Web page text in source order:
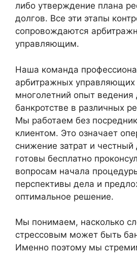
либо утверждение плана
долгов. Все эти этапы
сопровождаются
управляющим.
Наша команда
арбитражных
многолетний опыт ведения
банкротстве в различных
Мы работаем без
клиентом. Это означает
снижение затрат и
готовы бесплатно
вопросам начала
перспективы дела и
оптимальное решение.
Мы понимаем, насколько
стрессовым может быть
Именно поэтому мы